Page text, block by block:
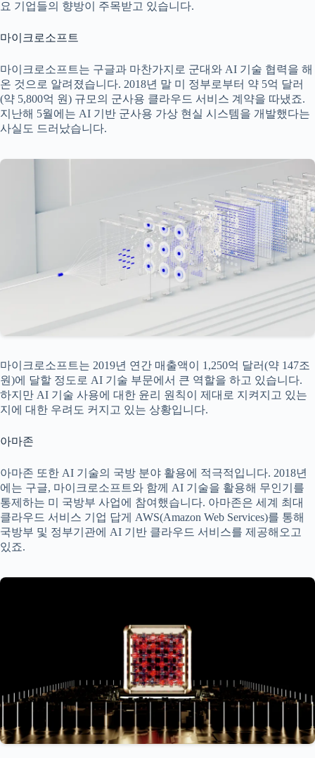
요 기업들의 향방이 주목받고 있습니다.
마이크로소프트
마이크로소프트는 구글과 마찬가지로 군대와 AI 기술 협력을 해
온 것으로 알려졌습니다. 2018년 말 미 정부로부터 약 5억 달러
(약 5,800억 원) 규모의 군사용 클라우드 서비스 계약을 따냈죠.
지난해 5월에는 AI 기반 군사용 가상 현실 시스템을 개발했다는
사실도 드러났습니다.
마이크로소프트는 2019년 연간 매출액이 1,250억 달러(약 147조
원)에 달할 정도로 AI 기술 부문에서 큰 역할을 하고 있습니다.
하지만 AI 기술 사용에 대한 윤리 원칙이 제대로 지켜지고 있는
지에 대한 우려도 커지고 있는 상황입니다.
아마존
아마존 또한 AI 기술의 국방 분야 활용에 적극적입니다. 2018년
에는 구글, 마이크로소프트와 함께 AI 기술을 활용해 무인기를
통제하는 미 국방부 사업에 참여했습니다. 아마존은 세계 최대
클라우드 서비스 기업 답게 AWS(Amazon Web Services)를 통해
국방부 및 정부기관에 AI 기반 클라우드 서비스를 제공해오고
있죠.